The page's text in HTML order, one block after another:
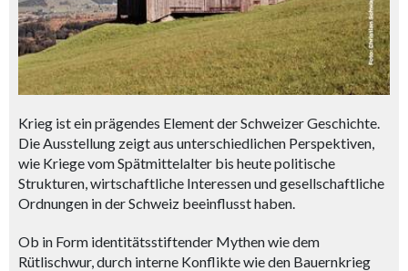
Krieg ist ein prägendes Element der Schweizer Geschichte.
Die Ausstellung zeigt aus unterschiedlichen Perspektiven,
wie Kriege vom Spätmittelalter bis heute politische
Strukturen, wirtschaftliche Interessen und gesellschaftliche
Ordnungen in der Schweiz beeinflusst haben.
Ob in Form identitätsstiftender Mythen wie dem
Rütlischwur, durch interne Konflikte wie den Bauernkrieg